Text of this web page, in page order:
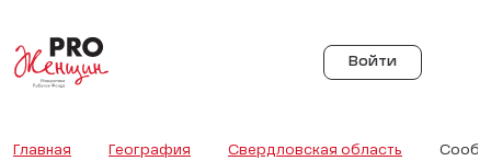
Войти
Главная География Свердловская область